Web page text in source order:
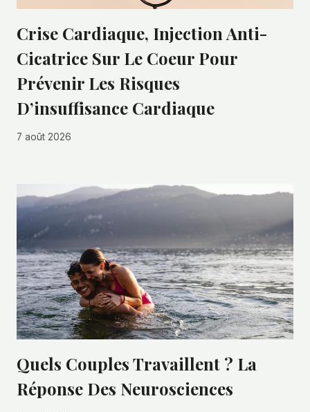
Crise Cardiaque, Injection Anti-
Cicatrice Sur Le Coeur Pour
Prévenir Les Risques
D’insuffisance Cardiaque
7 août 2026
Quels Couples Travaillent ? La
Réponse Des Neurosciences